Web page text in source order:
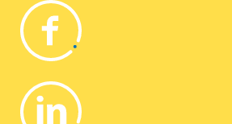
Facebook
Linkedin